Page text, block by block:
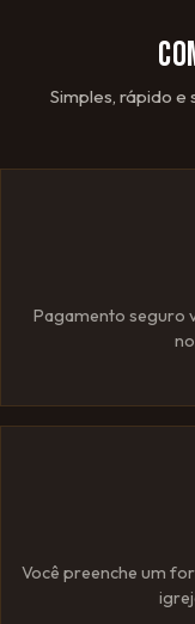
Simples, rápido e
Pagamento seguro
Você preenche um